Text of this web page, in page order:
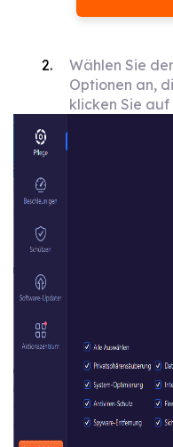
Wählen Sie
Optionen an,
klicken Sie auf